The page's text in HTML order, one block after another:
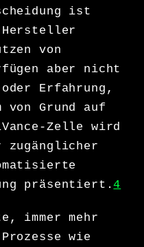
ist
von
aber nicht
Erfahrung,
von Grund auf
Zelle wird
präsentiert.4
immer mehr
wie